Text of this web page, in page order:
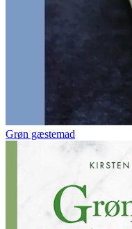
Grøn gæstemad